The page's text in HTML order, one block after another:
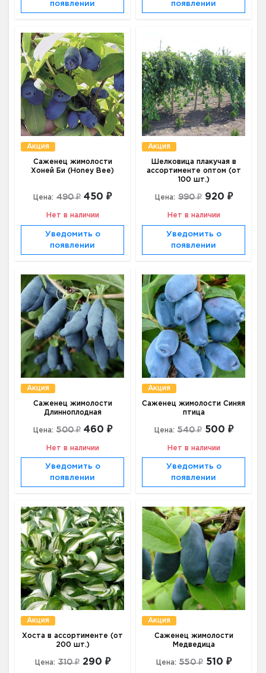
появлении
появлении
Акция
Саженец жимолости
Хоней Би (Honey Bee)
Цена: 490 ₽ 450 ₽
Нет в наличии
Уведомить о
появлении
Акция
Шелковица плакучая в
ассортименте оптом (от
100 шт.)
Цена: 990 ₽ 920 ₽
Нет в наличии
Уведомить о
появлении
Акция
Саженец жимолости
Длинноплодная
Цена: 500 ₽ 460 ₽
Нет в наличии
Уведомить о
появлении
Акция
Саженец жимолости Синяя
птица
Цена: 540 ₽ 500 ₽
Нет в наличии
Уведомить о
появлении
Акция
Хоста в ассортименте (от
200 шт.)
Цена: 310 ₽ 290 ₽
Акция
Саженец жимолости
Медведица
Цена: 550 ₽ 510 ₽